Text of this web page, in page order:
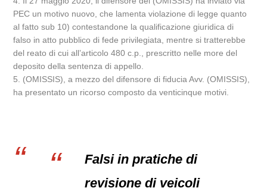
PEC un motivo nuovo, che lamenta violazione di legge quanto
al fatto sub 10) contestandone la qualificazione giuridica di
falso in atto pubblico di fede privilegiata, mentre si tratterebbe
del reato di cui all’articolo 480 c.p., prescritto nelle more del
deposito della sentenza di appello.
5. (OMISSIS), a mezzo del difensore di fiducia Avv. (OMISSIS),
ha presentato un ricorso composto da venticinque motivi.
Falsi in pratiche di
revisione di veicoli